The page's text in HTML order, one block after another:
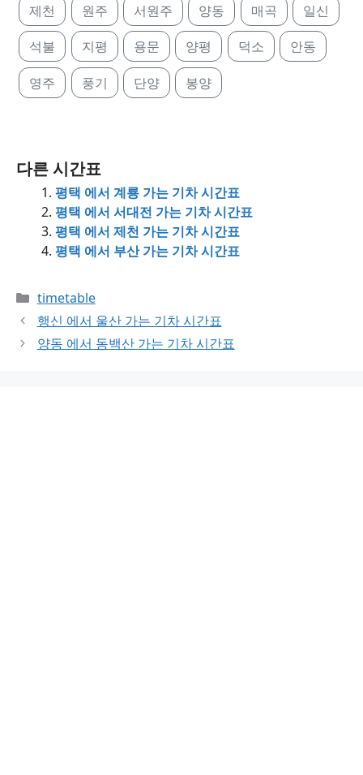
제천 원주 서원주 양동 매곡 일신
석불 지평 용문 양평 덕소 안동
영주 풍기 단양 봉양
다른 시간표
평택 에서 계룡 가는 기차 시간표
평택 에서 서대전 가는 기차 시간표
평택 에서 제천 가는 기차 시간표
평택 에서 부산 가는 기차 시간표
Categories
timetable
행신 에서 울산 가는 기차 시간표
양동 에서 동백산 가는 기차 시간표